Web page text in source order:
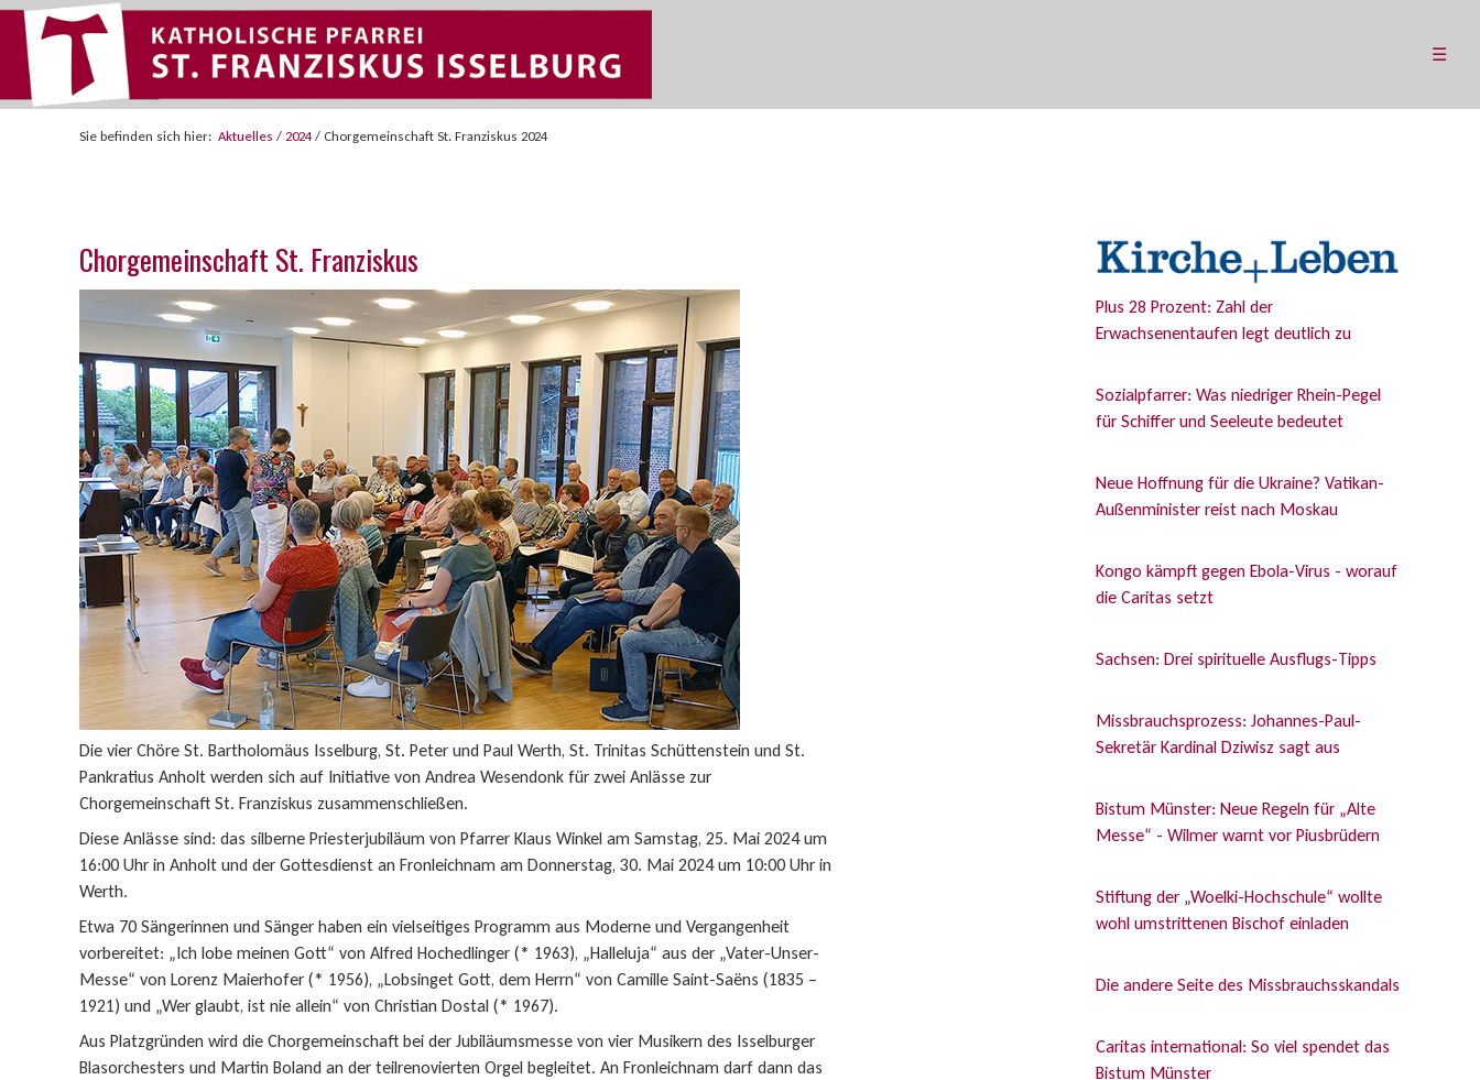
☰
Sie befinden sich hier: Aktuelles / 2024 / Chorgemeinschaft St. Franziskus 2024
Chorgemeinschaft St. Franziskus
Die vier Chöre St. Bartholomäus Isselburg, St. Peter und Paul Werth, St. Trinitas Schüttenstein und St.
Pankratius Anholt werden sich auf Initiative von Andrea Wesendonk für zwei Anlässe zur
Chorgemeinschaft St. Franziskus zusammenschließen.
Diese Anlässe sind: das silberne Priesterjubiläum von Pfarrer Klaus Winkel am Samstag, 25. Mai 2024 um
16:00 Uhr in Anholt und der Gottesdienst an Fronleichnam am Donnerstag, 30. Mai 2024 um 10:00 Uhr in
Werth.
Etwa 70 Sängerinnen und Sänger haben ein vielseitiges Programm aus Moderne und Vergangenheit
vorbereitet: „Ich lobe meinen Gott“ von Alfred Hochedlinger (* 1963), „Halleluja“ aus der „Vater-Unser-
Messe“ von Lorenz Maierhofer (* 1956), „Lobsinget Gott, dem Herrn“ von Camille Saint-Saëns (1835 –
1921) und „Wer glaubt, ist nie allein“ von Christian Dostal (* 1967).
Aus Platzgründen wird die Chorgemeinschaft bei der Jubiläumsmesse von vier Musikern des Isselburger
Blasorchesters und Martin Boland an der teilrenovierten Orgel begleitet. An Fronleichnam darf dann das
Plus 28 Prozent: Zahl der
Erwachsenentaufen legt deutlich zu
Sozialpfarrer: Was niedriger Rhein-Pegel
für Schiffer und Seeleute bedeutet
Neue Hoffnung für die Ukraine? Vatikan-
Außenminister reist nach Moskau
Kongo kämpft gegen Ebola-Virus - worauf
die Caritas setzt
Sachsen: Drei spirituelle Ausflugs-Tipps
Missbrauchsprozess: Johannes-Paul-
Sekretär Kardinal Dziwisz sagt aus
Bistum Münster: Neue Regeln für „Alte
Messe“ - Wilmer warnt vor Piusbrüdern
Stiftung der „Woelki-Hochschule“ wollte
wohl umstrittenen Bischof einladen
Die andere Seite des Missbrauchsskandals
Caritas international: So viel spendet das
Bistum Münster